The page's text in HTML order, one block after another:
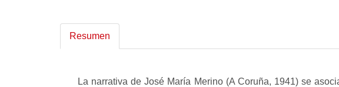
Resumen
La narrativa de José María Merino (A Coruña, 1941) se